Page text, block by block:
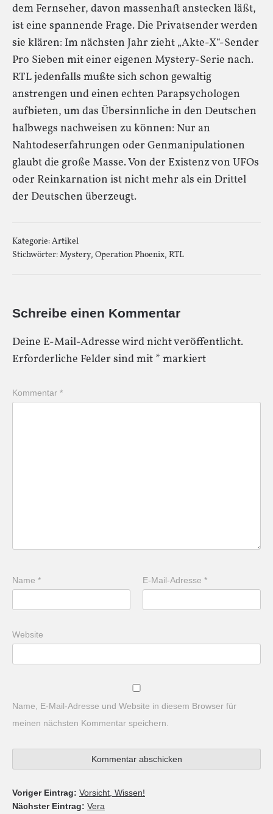
dem Fernseher, davon massenhaft anstecken läßt,
ist eine spannende Frage. Die Privatsender werden
sie klären: Im nächsten Jahr zieht „Akte-X“-Sender
Pro Sieben mit einer eigenen Mystery-Serie nach.
RTL jedenfalls mußte sich schon gewaltig
anstrengen und einen echten Parapsychologen
aufbieten, um das Übersinnliche in den Deutschen
halbwegs nachweisen zu können: Nur an
Nahtodeserfahrungen oder Genmanipulationen
glaubt die große Masse. Von der Existenz von UFOs
oder Reinkarnation ist nicht mehr als ein Drittel
der Deutschen überzeugt.
Kategorie:Artikel
Stichwörter:Mystery, Operation Phoenix, RTL
Schreibe einen Kommentar
Deine E-Mail-Adresse wird nicht veröffentlicht.
Erforderliche Felder sind mit * markiert
Kommentar *
Name * E-Mail-Adresse*
Website
Name, E-Mail-Adresse und Website in diesem Browser für
meinen nächsten Kommentar speichern.
Voriger Eintrag: Vorsicht, Wissen!
Nächster Eintrag: Vera